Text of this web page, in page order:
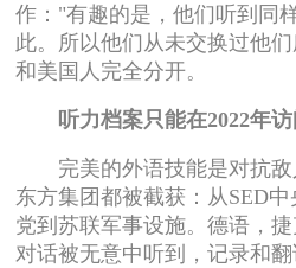
作："有趣的是，他们听到同
此。所以他们从未交换过他
和美国人完全分开。
听力档案只能在2022年访
完美的外语技能是对抗敌
东方集团都被截获：从SED
党到苏联军事设施。德语，
对话被无意中听到，记录和